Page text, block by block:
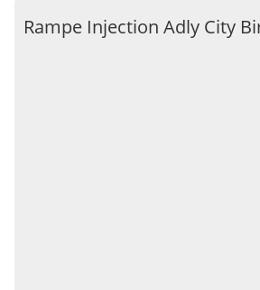
Rampe Injection Adly City